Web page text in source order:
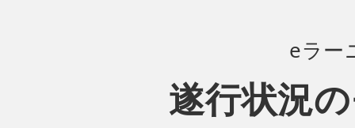
eラー
遂行状況